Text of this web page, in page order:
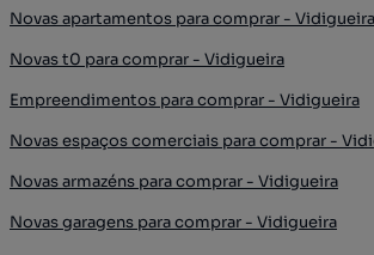
Novas apartamentos para comprar - Vidigueira
Novas t0 para comprar - Vidigueira
Empreendimentos para comprar - Vidigueira
Novas espaços comerciais para comprar -
Novas armazéns para comprar - Vidigueira
Novas garagens para comprar - Vidigueira